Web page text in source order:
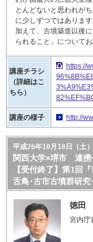
とんどないと思われが
に少しずつではありま
加えて、古墳築造以後
られること」についてお
講座チラシ
（詳細はこ
ちら）
https://
講座の様子 http://
平成26年10月18日（土）
関西大学×堺市 連携
【受付終了】第1回
舌鳥･古市古墳群研究
徳田
宮内